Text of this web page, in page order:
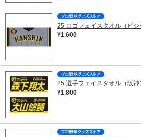
25 ロゴフェイスタオル（ビジ
¥1,600
25 選手フェイスタオル（阪神
¥1,800